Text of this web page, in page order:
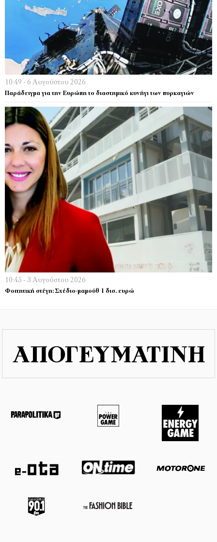
10:49 - 6 Αυγούστου 2026
Παράδειγμα για την Ευρώπη το διαστημικό κυνήγι των πυρκαγιών
10:45 - 3 Αυγούστου 2026
Φοιτητική στέγη: Σχέδιο-μαμούθ 1 δισ. ευρώ